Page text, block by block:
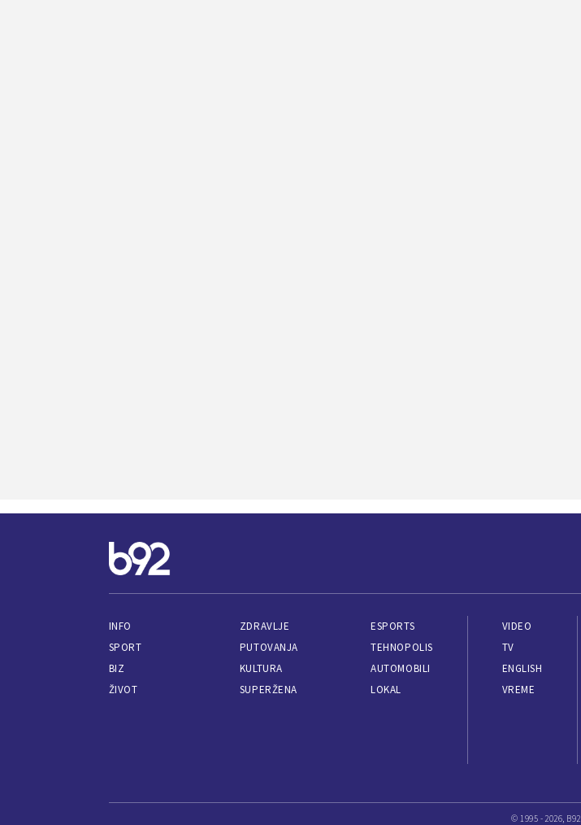
INFO
SPORT
BIZ
ŽIVOT
ZDRAVLJE
PUTOVANJA
KULTURA
SUPERŽENA
ESPORTS
TEHNOPOLIS
AUTOMOBILI
LOKAL
VIDEO
TV
ENGLISH
VREME
© 1995 - 2026, B92